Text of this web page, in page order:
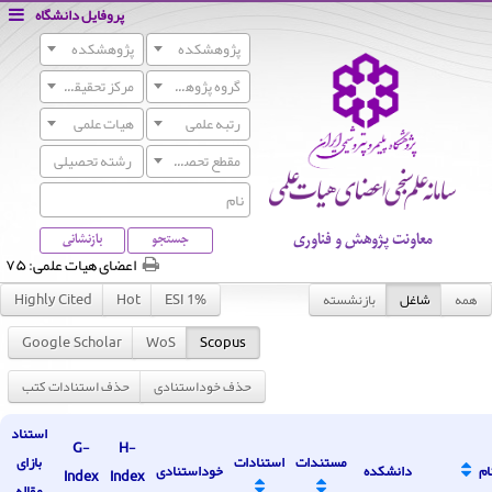
پروفایل دانشگاه
پژوهشکده
پژوهشکده
گروه پژوهشی
مرکز تحقیقات
رتبه علمی
هیات علمی
مقطع تحصیلی
جستجو بازنشانی معاونت پژوهش و فناوری
اعضای هیات علمی:۷۵
همه شاغل بازنشسته ESI 1%
Hot
Highly Cited
Scopus
WoS
Google Scholar
حذف خوداستنادی حذف استنادات کتب
استناد
بازای
G-
Index
H-
Index خوداستنادی استنادات مستندات دانشکده